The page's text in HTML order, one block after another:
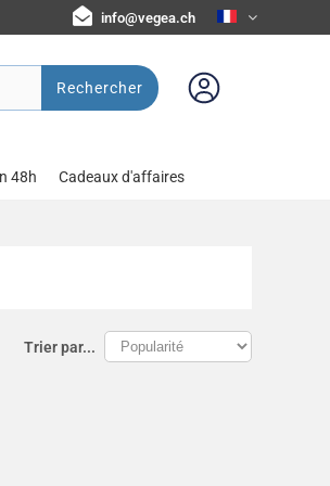
info@vegea.ch
Rechercher
48h Cadeaux d'affaires
Trier par...